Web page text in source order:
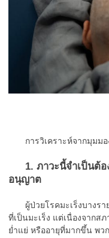
การวิเคราะห์จากมุมมอง
1. ภาวะนี้จำเป็นต้
อนุญาต
ผู้ป่วยโรคมะเร็งบางราย
ที่เป็นมะเร็ง แต่เนื่องจากส
ย่ำแย่ หรืออายุที่มากขึ้น พว